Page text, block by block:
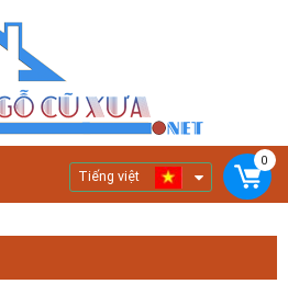
Tiếng việt
0